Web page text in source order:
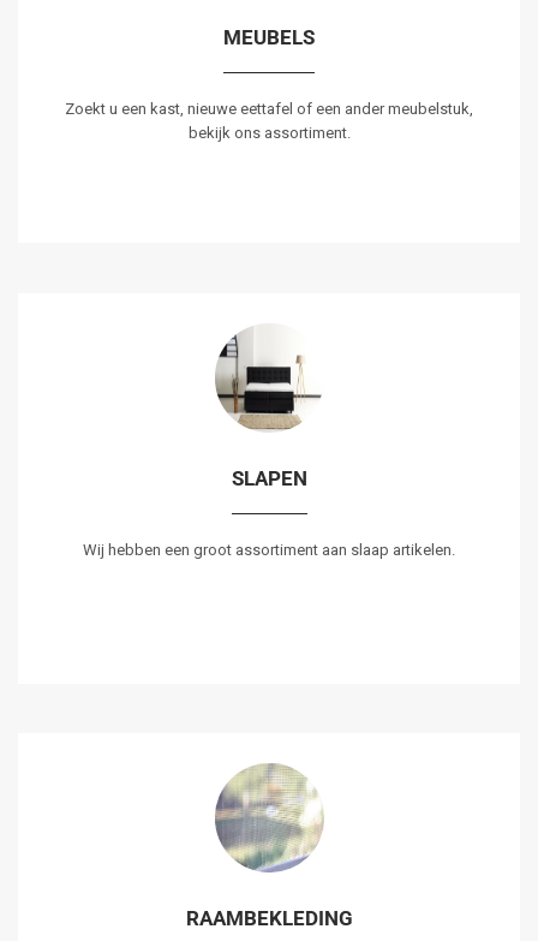
MEUBELS
Zoekt u een kast, nieuwe eettafel of een ander meubelstuk,
bekijk ons assortiment.
SLAPEN
Wij hebben een groot assortiment aan slaap artikelen.
RAAMBEKLEDING